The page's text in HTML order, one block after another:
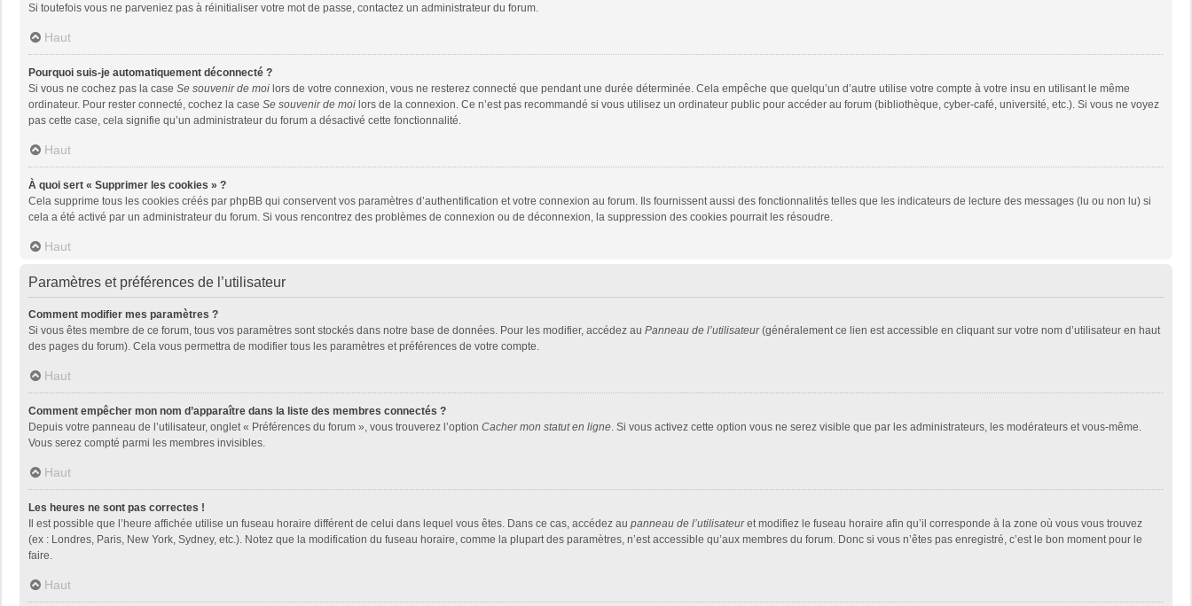
Si toutefois vous ne parveniez pas à réinitialiser votre mot de passe, contactez un administrateur du forum.
Haut
Pourquoi suis-je automatiquement déconnecté ?
Si vous ne cochez pas la case Se souvenir de moi lors de votre connexion, vous ne resterez connecté que pendant une durée déterminée. Cela empêche que quelqu’un d’autre utilise votre compte à votre insu en utilisant le même
ordinateur. Pour rester connecté, cochez la case Se souvenir de moi lors de la connexion. Ce n’est pas recommandé si vous utilisez un ordinateur public pour accéder au forum (bibliothèque, cyber-café, université, etc.). Si vous ne voyez
pas cette case, cela signifie qu’un administrateur du forum a désactivé cette fonctionnalité.
Haut
À quoi sert « Supprimer les cookies » ?
Cela supprime tous les cookies créés par phpBB qui conservent vos paramètres d’authentification et votre connexion au forum. Ils fournissent aussi des fonctionnalités telles que les indicateurs de lecture des messages (lu ou non lu) si
cela a été activé par un administrateur du forum. Si vous rencontrez des problèmes de connexion ou de déconnexion, la suppression des cookies pourrait les résoudre.
Haut
Paramètres et préférences de l’utilisateur
Comment modifier mes paramètres ?
Si vous êtes membre de ce forum, tous vos paramètres sont stockés dans notre base de données. Pour les modifier, accédez au Panneau de l’utilisateur(généralement ce lien est accessible en cliquant sur votre nom d’utilisateur en haut
des pages du forum). Cela vous permettra de modifier tous les paramètres et préférences de votre compte.
Haut
Comment empêcher mon nom d’apparaître dans la liste des membres connectés ?
Depuis votre panneau de l’utilisateur, onglet « Préférences du forum », vous trouverez l’option Cacher mon statut en ligne. Si vous activez cette option vous ne serez visible que par les administrateurs, les modérateurs et vous-même.
Vous serez compté parmi les membres invisibles.
Haut
Les heures ne sont pas correctes !
Il est possible que l’heure affichée utilise un fuseau horaire différent de celui dans lequel vous êtes. Dans ce cas, accédez au panneau de l’utilisateuret modifiez le fuseau horaire afin qu’il corresponde à la zone où vous vous trouvez
(ex : Londres, Paris, New York, Sydney, etc.). Notez que la modification du fuseau horaire, comme la plupart des paramètres, n’est accessible qu’aux membres du forum. Donc si vous n’êtes pas enregistré, c’est le bon moment pour le
faire.
Haut